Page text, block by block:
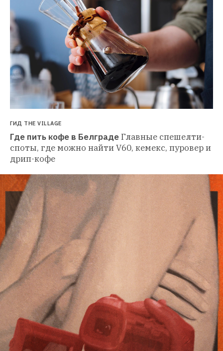
ГИД THE VILLAGE
Где пить кофе в БелградеГлавные спешелти-
споты, где можно найти V60, кемекс, пуровер и
дрип-кофе